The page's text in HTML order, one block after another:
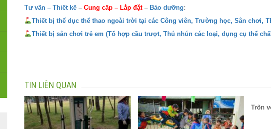
Tư vấn – Thiết kế – Cung cấp – Lắp đặt– Bảo dưỡng:
Thiết bị thể dục thể thao ngoài trời tại các Công viên, Trường học, Sân chơi,
Thiết bị sân chơi trẻ em (Tổ hợp cầu trượt, Thú nhún các loại, dụng cụ thể
TIN LIÊN QUAN
Trốn